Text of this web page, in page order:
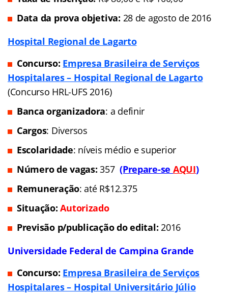
Data da prova objetiva: 28 de agosto de 2016
Hospital Regional de Lagarto
Concurso: Empresa Brasileira de Serviços
Hospitalares – Hospital Regional de Lagarto
(Concurso HRL-UFS 2016)
Banca organizadora: a definir
Cargos: Diversos
Escolaridade: níveis médio e superior
Número de vagas:357(Prepare-se AQUI)
Remuneração: até R$12.375
Situação:Autorizado
Previsão p/publicação do edital:2016
Universidade Federal de Campina Grande
Concurso: Empresa Brasileira de Serviços
Hospitalares – Hospital Universitário Júlio